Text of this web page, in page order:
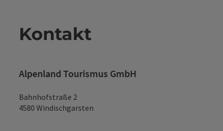
Kontakt
Alpenland Tourismus GmbH
Bahnhofstraße 2
4580 Windischgarsten